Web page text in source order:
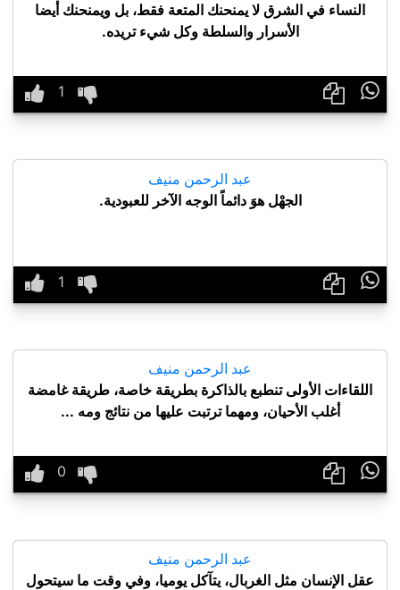
النساء في الشرق لا يمنحنك المتعة فقط، بل ويمنحنك أيضا
الأسرار والسلطة وكل شيء تريده.

عبد الرحمن منيف
الجهْل هوَ دائماً الوجه الآخر للعبودية.

عبد الرحمن منيف
اللقاءات الأولى تنطبع بالذاكرة بطريقة خاصة، طريقة غامضة
أغلب الأحيان، ومهما ترتبت عليها من نتائج ومه ...

عبد الرحمن منيف
عقل الإنسان مثل الغربال، يتآكل يوميا، وفي وقت ما سيتحول